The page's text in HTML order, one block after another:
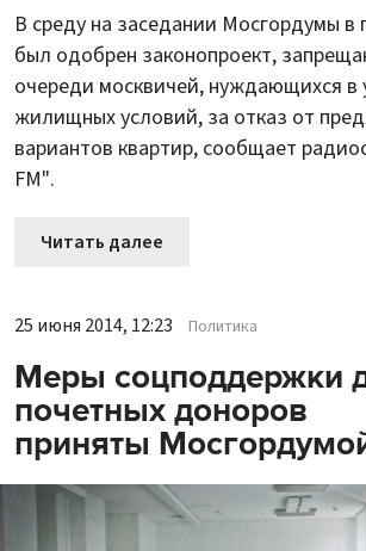
В среду на заседании Мосгордумы в
был одобрен законопроект,
очереди москвичей, нуждающихся в
жилищных условий, за отказ от
вариантов квартир, сообщает
FM".
Читать далее
25 июня 2014, 12:23 Политика
Меры соцподдержки
почетных доноров
приняты